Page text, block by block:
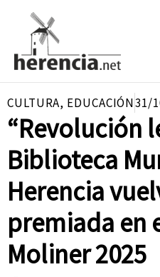
contenido
CULTURA, EDUCACIÓN31/
“Revolución
Biblioteca
Herencia
premiada en
Moliner 2025